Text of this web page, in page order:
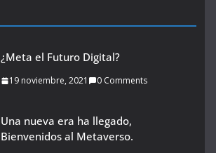
¿Meta el Futuro Digital?
19 noviembre, 2021 0 Comments
Una nueva era ha llegado,
Bienvenidos al Metaverso.